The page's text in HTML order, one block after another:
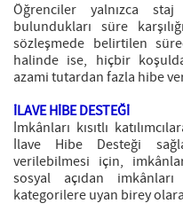
Öğrenciler yalnızca staj
bulundukları süre
sözleşmede belirtilen
halinde ise, hiçbir
azami tutardan fazla hibe
İLAVE HİBE DESTEĞİ
İmkânları kısıtlı
İlave Hibe Desteği
verilebilmesi için,
sosyal açıdan
kategorilere uyan birey